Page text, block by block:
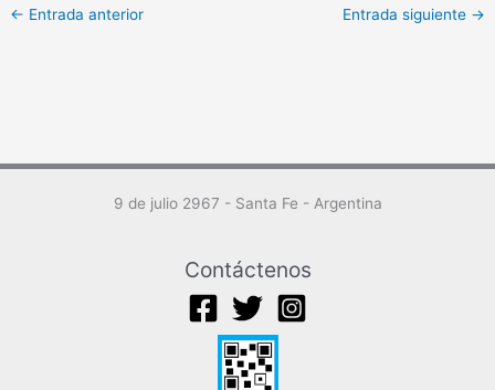
← Entrada anterior Entrada siguiente →
9 de julio 2967 - Santa Fe - Argentina
Contáctenos